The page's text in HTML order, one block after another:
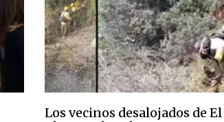
Los vecinos desalojados de El